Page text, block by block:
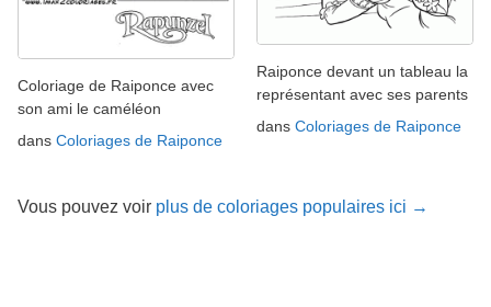
Coloriage de Raiponce avec
son ami le caméléon
dans Coloriages de Raiponce
Raiponce devant un tableau la
représentant avec ses parents
dans Coloriages de Raiponce
Vous pouvez voir plus de coloriages populaires ici →